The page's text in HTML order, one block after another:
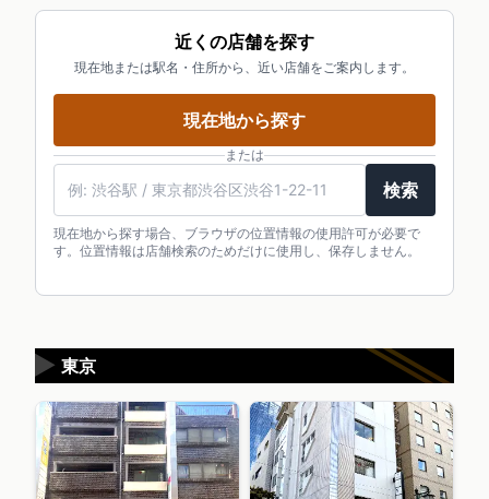
近くの店舗を探す
現在地または駅名・住所から、近い店舗をご案内します。
現在地から探す
または
検索
現在地から探す場合、ブラウザの位置情報の使用許可が必要で
す。位置情報は店舗検索のためだけに使用し、保存しません。
東京
▶